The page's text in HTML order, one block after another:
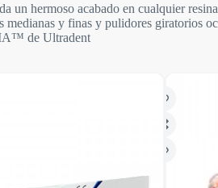
un hermoso acabado en cualquier
y finas y pulidores giratorios
de Ultradent